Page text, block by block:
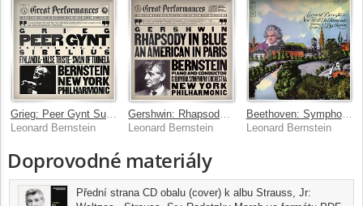
Grieg: Peer Gynt Suite No. 1 & No. 2 & Sibelius: Finlandia & Valse Triste & The Swan of Tuonela
Leonard Bernstein
Gershwin: Rhapsody in Blue/An American in Paris
Leonard Bernstein
Beethoven: Symphony No. 2 in D Major, Op. 36 & Symphony No. 1 in C Major, Op. 21 (Remastered)
Leonard Bernstein
Doprovodné materiály
Přední strana CD obalu (cover) k albu Strauss, Jr: